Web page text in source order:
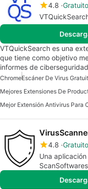
4.8 Gratuito
VTQuickSearch es una
que tiene como objetivo
informes de
ChromeEscáner De Virus
Mejor Extensión Antivirus Para
4.8 Gratuito
Una